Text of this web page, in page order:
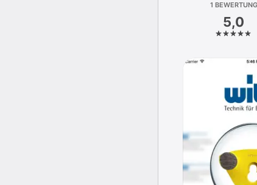
1 BEWERTUNG
5,0